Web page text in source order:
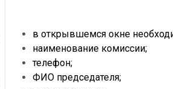
в открывшемся окне
наименование комиссии;
телефон;
ФИО председателя;